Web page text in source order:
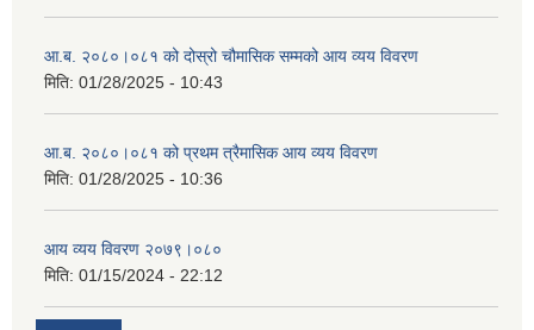
आ.ब. २०८०।०८१ को दोस्रो चौमासिक सम्मको आय व्यय विवरण
मिति: 01/28/2025 - 10:43
आ.ब. २०८०।०८१ को प्रथम त्रैमासिक आय व्यय विवरण
मिति: 01/28/2025 - 10:36
आय व्यय विवरण २०७९।०८०
मिति: 01/15/2024 - 22:12